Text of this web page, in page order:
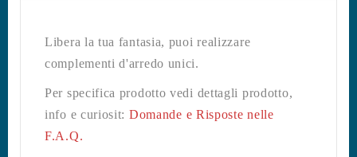
Libera la tua fantasia, puoi realizzare
complementi d'arredo unici.
Per specifica prodotto vedi dettagli prodotto,
info e curiosit: Domande e Risposte nelle
F.A.Q.